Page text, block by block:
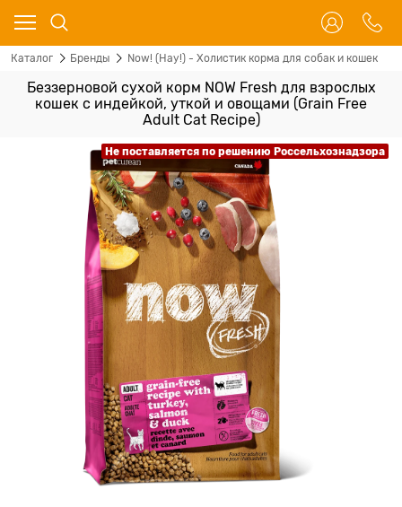
Каталог Бренды Now! (Нау!) - Холистик корма для собак и кошек
Беззерновой cухой корм NOW Fresh для взрослых
кошек с индейкой, уткой и овощами (Grain Free
Adult Cat Recipe)
Не поставляется по решению Россельхознадзора